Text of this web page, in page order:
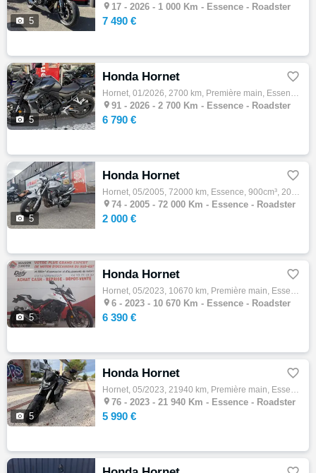
 5
 17 - 2026 - 1 000 Km - Essence - Roadster
7 490 €
 5
Honda Hornet 
Hornet, 01/2026, 2700 km, Première main, Essence, 750cm³, Couleur noir, 6790 € Equipements : La concession Honda moto 91 vous propose : - C…
 91 - 2026 - 2 700 Km - Essence - Roadster
6 790 €
 5
Honda Hornet 
Hornet, 05/2005, 72000 km, Essence, 900cm³, 2000 € Equipements : ,Garantie 12 mois
 74 - 2005 - 72 000 Km - Essence - Roadster
2 000 €
 5
Honda Hornet 
Hornet, 05/2023, 10670 km, Première main, Essence, 750cm³, Couleur blanc, 6390 € Equipements : Options : Garantie constructeur jusqu'au 03/…
 6 - 2023 - 10 670 Km - Essence - Roadster
6 390 €
 5
Honda Hornet 
Hornet, 05/2023, 21940 km, Première main, Essence, 750cm³, 5990 € Equipements : PREMIERE MAIN TRES PROPRE ! BIEN EQUIPEE - SAUTE VENT - PRO…
 76 - 2023 - 21 940 Km - Essence - Roadster
5 990 €